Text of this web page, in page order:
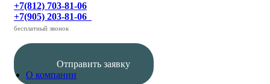
+7(812) 703-81-06
+7(905) 203-81-06
бесплатный звонок
Отправить заявку
О компании